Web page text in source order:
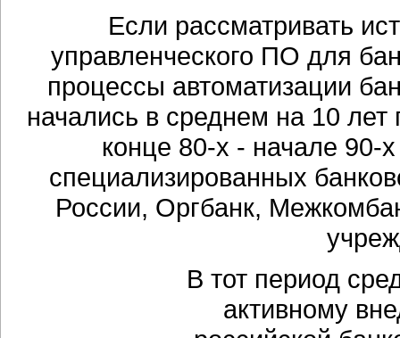
Если рассматривать
управленческого ПО для
процессы автоматизации
начались в среднем на 10
конце 80-х - начале 90-
специализированных
России, Оргбанк,
В тот период
активному